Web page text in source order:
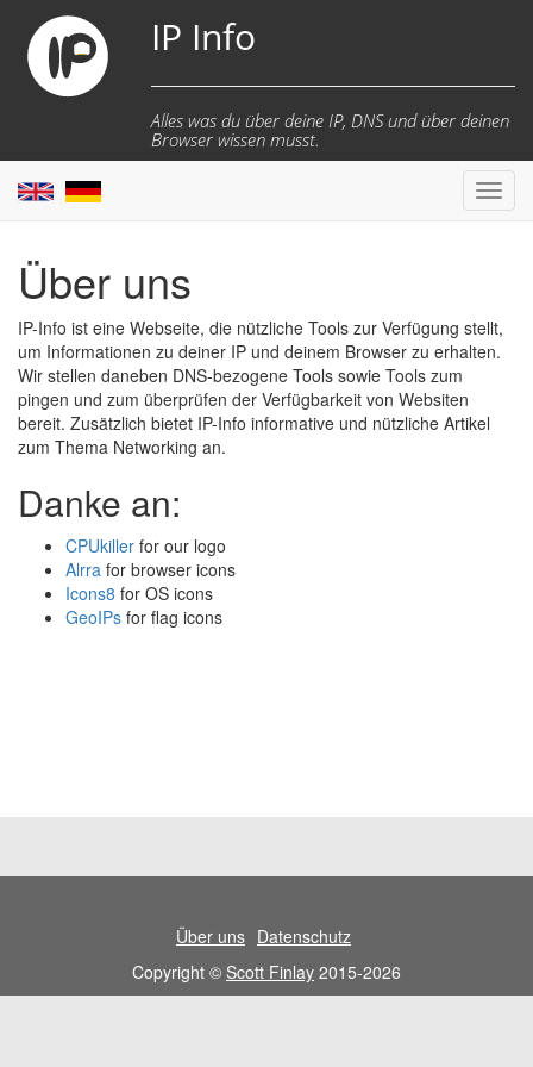
IP Info
Alles was du über deine IP, DNS und über deinen
Browser wissen musst.
Über uns
IP-Info ist eine Webseite, die nützliche Tools zur Verfügung stellt,
um Informationen zu deiner IP und deinem Browser zu erhalten.
Wir stellen daneben DNS-bezogene Tools sowie Tools zum
pingen und zum überprüfen der Verfügbarkeit von Websiten
bereit. Zusätzlich bietet IP-Info informative und nützliche Artikel
zum Thema Networking an.
Danke an:
CPUkiller for our logo
Alrra for browser icons
Icons8 for OS icons
GeoIPs for flag icons
Über uns Datenschutz
Copyright © Scott Finlay 2015-2026